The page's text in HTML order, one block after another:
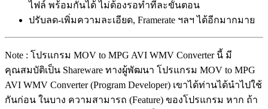
ไฟล์ พร้อมกันได้ ไม่ต้องรอทำทีละขั้นตอน
ปรับลด-เพิ่มความละเอียด, Framerate ฯลฯ ได้อีกมากมาย
Note : โปรแกรม MOV to MPG AVI WMV Converter นี้ มี
คุณสมบัติเป็น Shareware ทางผู้พัฒนา โปรแกรม MOV to MPG
AVI WMV Converter (Program Developer) เขาได้ท่านได้นำไปใช้
กันก่อน ในบาง ความสามารถ (Feature) ของโปรแกรม หาก ถ้า